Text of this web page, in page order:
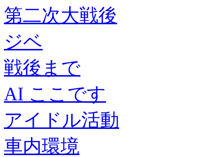
第二次大戦後
ジベ
戦後まで
AI ここです
アイドル活動
車内環境